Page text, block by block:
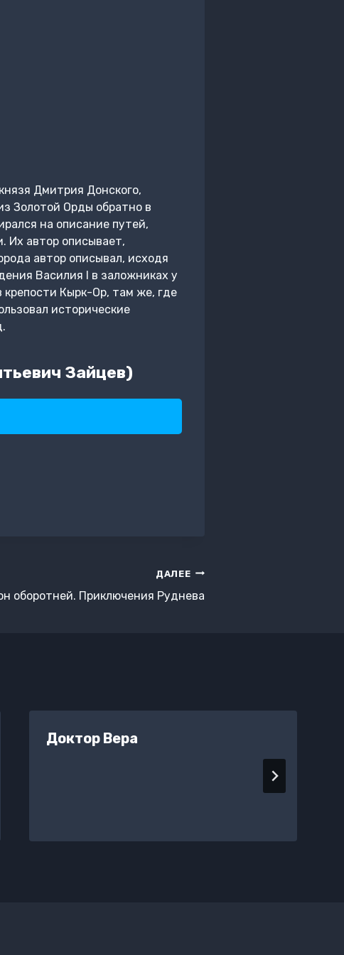
Дмитрия Донского,
Золотой Орды обратно в
на описание путей,
Их автор описывает,
автор описывал, исходя
Василия I в заложниках у
Кырк-Ор, там же, где
исторические
Зайцев)
ДАЛЕЕ
оборотней. Приключения Руднева
Доктор Вера